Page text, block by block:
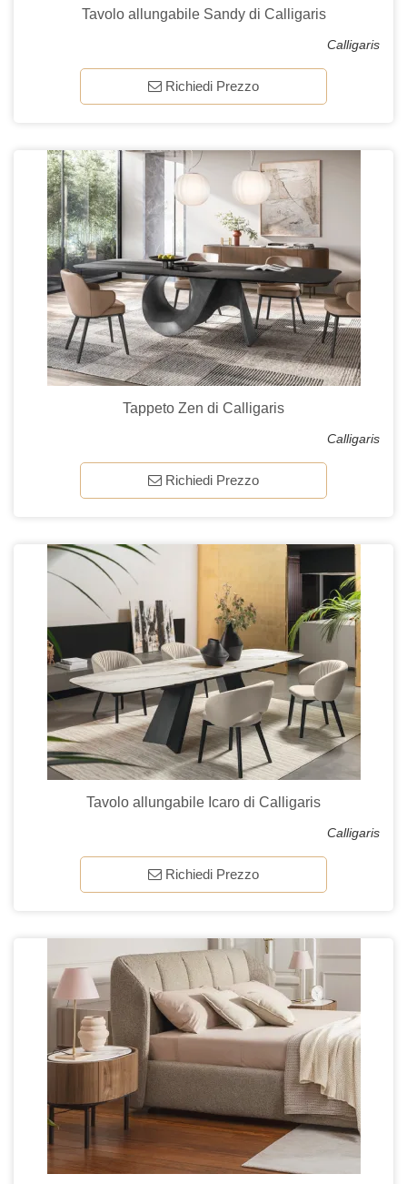
Tavolo allungabile Sandy di Calligaris
Calligaris
Richiedi Prezzo
Tappeto Zen di Calligaris
Calligaris
Richiedi Prezzo
Tavolo allungabile Icaro di Calligaris
Calligaris
Richiedi Prezzo